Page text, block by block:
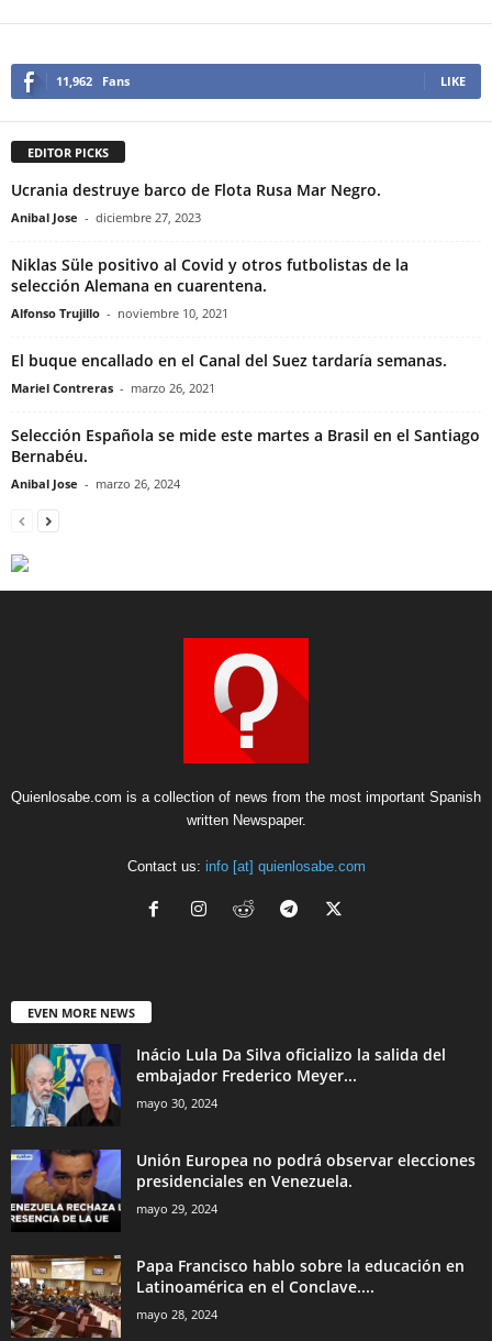
11,962 Fans LIKE
EDITOR PICKS
Ucrania destruye barco de Flota Rusa Mar Negro.
Anibal Jose - diciembre 27, 2023
Niklas Süle positivo al Covid y otros futbolistas de la
selección Alemana en cuarentena.
Alfonso Trujillo - noviembre 10, 2021
El buque encallado en el Canal del Suez tardaría semanas.
Mariel Contreras - marzo 26, 2021
Selección Española se mide este martes a Brasil en el Santiago
Bernabéu.
Anibal Jose - marzo 26, 2024
Quienlosabe.com is a collection of news from the most important Spanish
written Newspaper.
Contact us: info [at] quienlosabe.com
EVEN MORE NEWS
Inácio Lula Da Silva oficializo la salida del
embajador Frederico Meyer...
mayo 30, 2024
Unión Europea no podrá observar elecciones
presidenciales en Venezuela.
mayo 29, 2024
Papa Francisco hablo sobre la educación en
Latinoamérica en el Conclave....
mayo 28, 2024